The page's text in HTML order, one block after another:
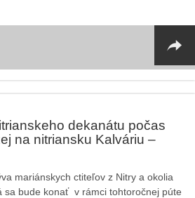
dekanátu počas
na nitriansku Kalváriu –
mariánskych ctiteľov z Nitry a okolia
sa bude konať v rámci tohtoročnej púte